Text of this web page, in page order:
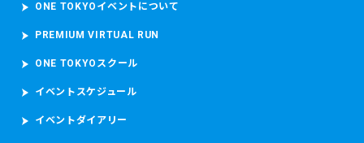
ONE TOKYOイベントについて
PREMIUM VIRTUAL RUN
ONE TOKYOスクール
イベントスケジュール
イベントダイアリー